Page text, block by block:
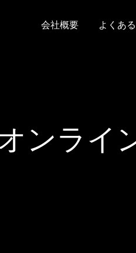
会社概要 よくあ
ンライ